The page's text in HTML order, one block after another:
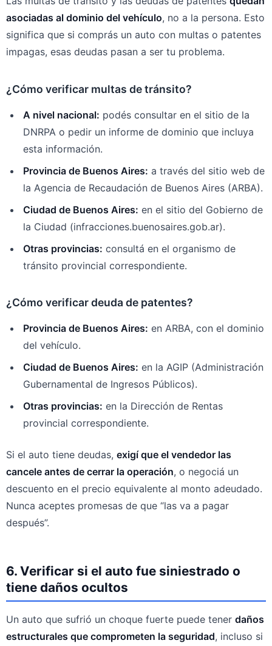
asociadas al dominio del vehículo, no a la persona. Esto
significa que si comprás un auto con multas o patentes
impagas, esas deudas pasan a ser tu problema.
¿Cómo verificar multas de tránsito?
A nivel nacional: podés consultar en el sitio de la
DNRPA o pedir un informe de dominio que incluya
esta información.
Provincia de Buenos Aires: a través del sitio web de
la Agencia de Recaudación de Buenos Aires (ARBA).
Ciudad de Buenos Aires: en el sitio del Gobierno de
la Ciudad (infracciones.buenosaires.gob.ar).
Otras provincias: consultá en el organismo de
tránsito provincial correspondiente.
¿Cómo verificar deuda de patentes?
Provincia de Buenos Aires: en ARBA, con el dominio
del vehículo.
Ciudad de Buenos Aires: en la AGIP (Administración
Gubernamental de Ingresos Públicos).
Otras provincias: en la Dirección de Rentas
provincial correspondiente.
Si el auto tiene deudas, exigí que el vendedor las
cancele antes de cerrar la operación, o negociá un
descuento en el precio equivalente al monto adeudado.
Nunca aceptes promesas de que “las va a pagar
después”.
6. Verificar si el auto fue siniestrado o
tiene daños ocultos
Un auto que sufrió un choque fuerte puede tener daños
estructurales que comprometen la seguridad, incluso si